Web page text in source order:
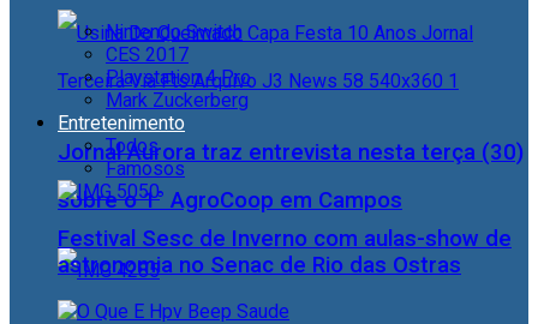
Jornal Aurora traz entrevista nesta terça (30)
sobre o 1° AgroCoop em Campos
Nintendo Switch
CES 2017
Playstation 4 Pro
Mark Zuckerberg
Entretenimento
Todos
Famosos
Festival Sesc de Inverno com aulas-show de
astronomia no Senac de Rio das Ostras